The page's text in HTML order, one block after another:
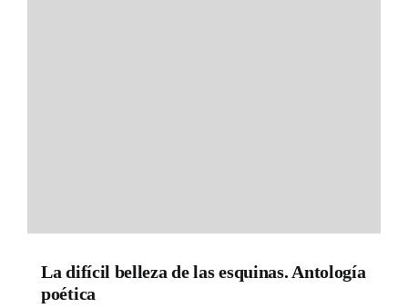
La difícil belleza de las esquinas. Antología
poética